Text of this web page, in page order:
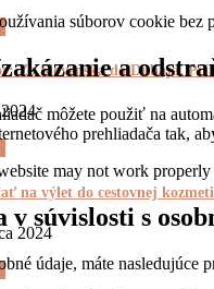
Zo Slovenska do Dubaja.
na výlet do cestovnej
2024
súborov cookie
a
môžete použiť na
prehliadača tak,
may not work
v súvislosti s
údaje, máte nasledujúce